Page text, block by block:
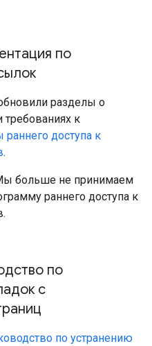
по
разделы о
требованиях к
доступа к
.
больше не принимаем
раннего доступа к
по
с
по устранению